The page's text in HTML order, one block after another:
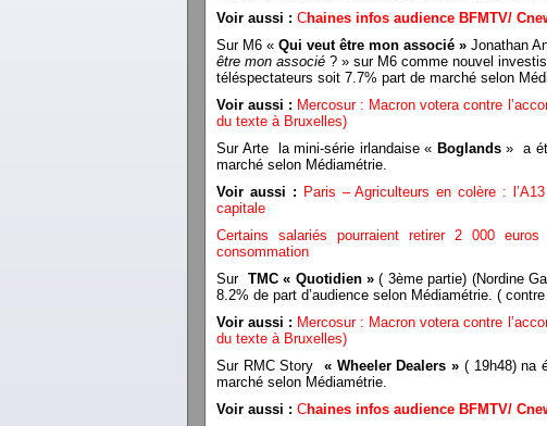
Voir aussi : Chaines infos audience BFMTV/
Sur M6 « Qui veut être mon associé » Jonathan
être mon associé ? » sur M6 comme nouvel
téléspectateurs soit 7.7% part de marché selon
Voir aussi : Mercosur : Macron votera contre
du texte à Bruxelles)
Sur Arte la mini-série irlandaise « Boglands» a
marché selon Médiamétrie.
Voir aussi : Paris – Agriculteurs en colère :
capitale
Certains salariés pourraient retirer 2 000
consommation
Sur TMC « Quotidien »( 3ème partie) (Nordine
8.2% de part d’audience selon Médiamétrie. (
Voir aussi : Mercosur : Macron votera contre
du texte à Bruxelles)
Sur RMC Story « Wheeler Dealers » ( 19h48) na
marché selon Médiamétrie.
Voir aussi : Chaines infos audience BFMTV/